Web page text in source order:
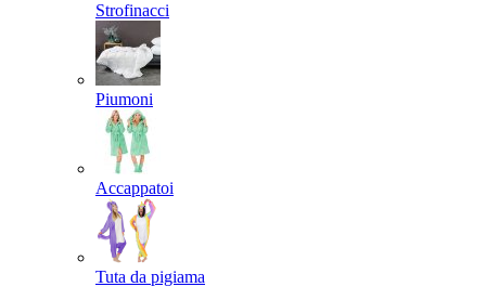
Strofinacci
Piumoni
Accappatoi
Tuta da pigiama